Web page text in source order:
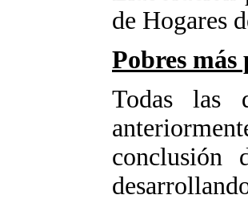
de Hogares
Pobres más
Todas las
conclusión